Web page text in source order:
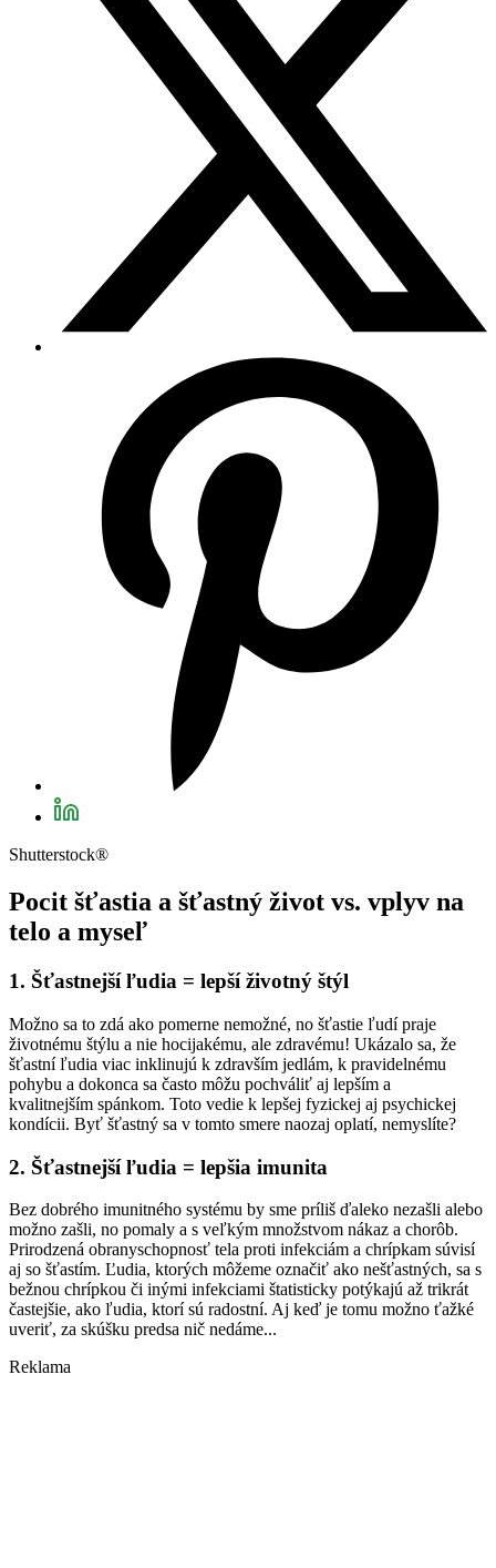
Shutterstock®
Pocit šťastia a šťastný život vs. vplyv na
telo a myseľ
1. Šťastnejší ľudia = lepší životný štýl
Možno sa to zdá ako pomerne nemožné, no šťastie ľudí praje
životnému štýlu a nie hocijakému, ale zdravému! Ukázalo sa, že
šťastní ľudia viac inklinujú k zdravším jedlám, k pravidelnému
pohybu a dokonca sa často môžu pochváliť aj lepším a
kvalitnejším spánkom. Toto vedie k lepšej fyzickej aj psychickej
kondícii. Byť šťastný sa v tomto smere naozaj oplatí, nemyslíte?
2. Šťastnejší ľudia = lepšia imunita
Bez dobrého imunitného systému by sme príliš ďaleko nezašli alebo
možno zašli, no pomaly a s veľkým množstvom nákaz a chorôb.
Prirodzená obranyschopnosť tela proti infekciám a chrípkam súvisí
aj so šťastím. Ľudia, ktorých môžeme označiť ako nešťastných, sa s
bežnou chrípkou či inými infekciami štatisticky potýkajú až trikrát
častejšie, ako ľudia, ktorí sú radostní. Aj keď je tomu možno ťažké
uveriť, za skúšku predsa nič nedáme...
Reklama